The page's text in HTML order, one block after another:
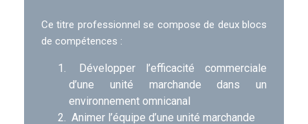
Programme
Ce titre professionnel se compose de deux blocs
de compétences :
Développer l’efficacité commerciale
d’une unité marchande dans un
environnement omnicanal
Animer l’équipe d’une unité marchande